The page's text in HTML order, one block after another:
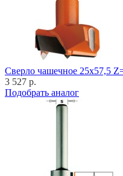
Cверло чашечное 25x57,5
3 527 р.
Подобрать аналог